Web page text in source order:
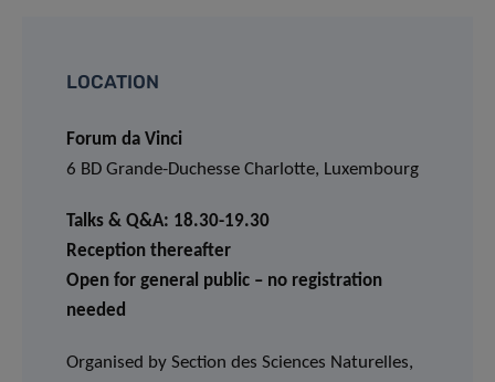
LOCATION
Forum da Vinci
6 BD Grande-Duchesse Charlotte, Luxembourg
Talks & Q&A: 18.30-19.30
Reception thereafter
Open for general public – no registration
needed
Organised by Section des Sciences Naturelles,